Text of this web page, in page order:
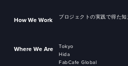
How We Work プロジェクトの実践で得た知
Where We Are Tokyo
Hida
FabCafe Global